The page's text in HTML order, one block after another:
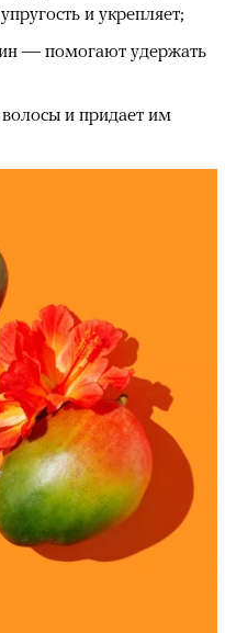
и укрепляет;
— помогают удержать
и придает им